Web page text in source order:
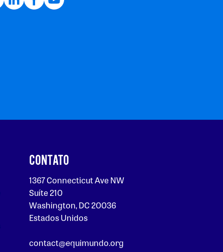
CONTATO
1367 Connecticut Ave NW
Suíte 210
Washington, DC 20036
Estados Unidos
contact@equimundo.org